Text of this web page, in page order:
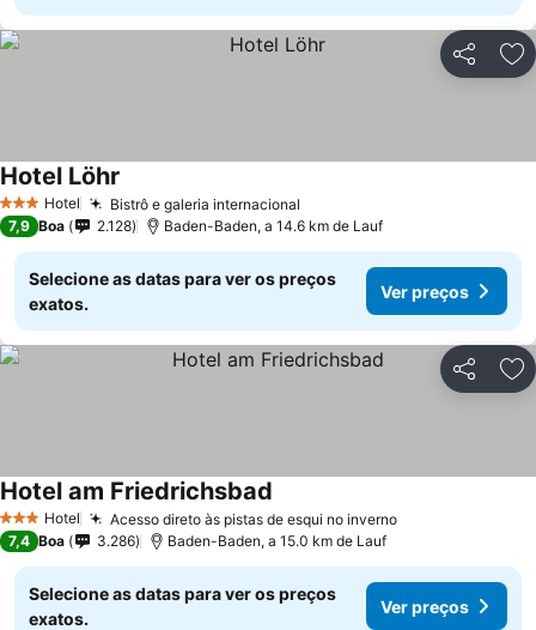
Partilhar
3 EstrelasHotel Bistrô e galeria internacional
Hotel Löhr
7,9 Boa 2.128 Baden-Baden, a 14.6 km de Lauf
Selecione as datas para ver os preços
exatos.
Ver preços
Partilhar
3 EstrelasHotel Acesso direto às pistas de esqui no inverno
Hotel am Friedrichsbad
7,4 Boa 3.286 Baden-Baden, a 15.0 km de Lauf
Selecione as datas para ver os preços
exatos.
Ver preços